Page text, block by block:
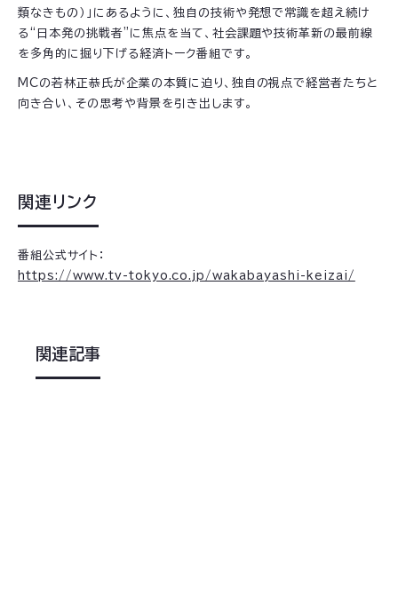
類なきもの）」にあるように、独自の技術や発想で常識を超え続け
る“日本発の挑戦者”に焦点を当て、社会課題や技術革新の最前線
を多角的に掘り下げる経済トーク番組です。
MCの若林正恭氏が企業の本質に迫り、独自の視点で経営者たちと
向き合い、その思考や背景を引き出します。
関連リンク
番組公式サイト：
https://www.tv-tokyo.co.jp/wakabayashi-keizai/
関連記事